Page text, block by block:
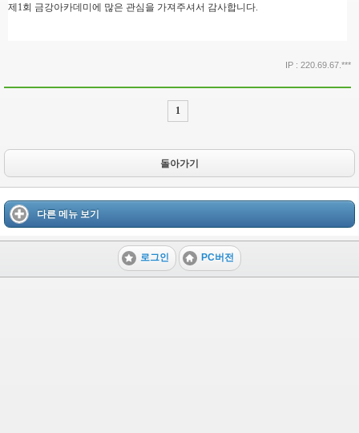
제1회 금강아카데미에 많은 관심을 가져주셔서 감사합니다.
IP : 220.69.67.***
1
돌아가기
다른 메뉴 보기
로그인 PC버전